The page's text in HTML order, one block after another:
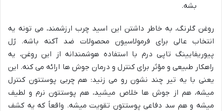
بشه.
روغن گلرنگ، به خاطر داشتن این اسید چرب ارزشمند، می تونه یه
انتخاب عالی برای فرمولاسیون محصولات ضد آکنه باشه. ژل
پیوریفایینگ تاپی درم با استفاده هوشمندانه از این روغن، یه
راهکار طبیعی و مؤثر برای کنترل و درمان جوش ها ارائه می کنه. این
یعنی با یه تیر چند نشون رو می زنید: هم چربی پوستتون کنترل
میشه، هم از جوش ها خلاص میشید، هم پوستتون نرم و لطیف
میشه و هم سد دفاعی پوستتون تقویت میشه. واقعاً که یه کشف